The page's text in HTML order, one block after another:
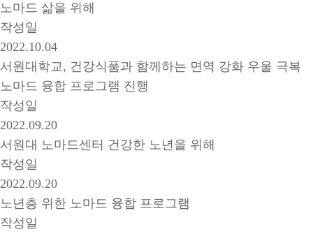
노마드 삶을 위해
작성일
2022.10.04
서원대학교, 건강식품과 함께하는 면역 강화 우울 극복
노마드 융합 프로그램 진행
작성일
2022.09.20
서원대 노마드센터 건강한 노년을 위해
작성일
2022.09.20
노년층 위한 노마드 융합 프로그램
작성일